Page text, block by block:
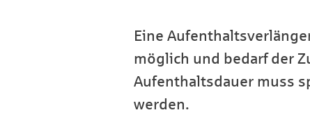
Eine
möglich und bedarf der
Aufenthaltsdauer muss
werden.